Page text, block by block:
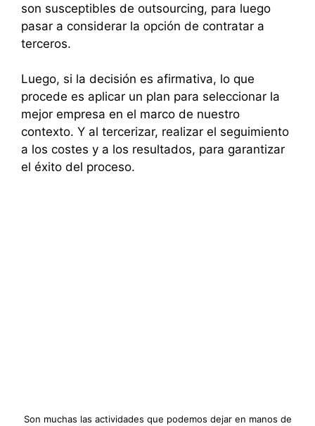
son susceptibles de outsourcing, para luego
pasar a considerar la opción de contratar a
terceros.
Luego, si la decisión es afirmativa, lo que
procede es aplicar un plan para seleccionar la
mejor empresa en el marco de nuestro
contexto. Y al tercerizar, realizar el seguimiento
a los costes y a los resultados, para garantizar
el éxito del proceso.
Son muchas las actividades que podemos dejar en manos de